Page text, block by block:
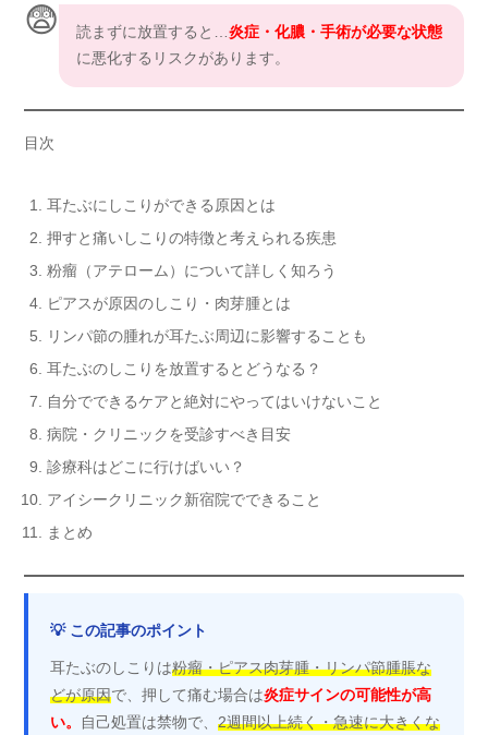
😨 読まずに放置すると…炎症・化膿・手術が必要な状態
に悪化するリスクがあります。
目次
耳たぶにしこりができる原因とは
押すと痛いしこりの特徴と考えられる疾患
粉瘤（アテローム）について詳しく知ろう
ピアスが原因のしこり・肉芽腫とは
リンパ節の腫れが耳たぶ周辺に影響することも
耳たぶのしこりを放置するとどうなる？
自分でできるケアと絶対にやってはいけないこと
病院・クリニックを受診すべき目安
診療科はどこに行けばいい？
アイシークリニック新宿院でできること
まとめ
💡 この記事のポイント
耳たぶのしこりは粉瘤・ピアス肉芽腫・リンパ節腫脹な
どが原因で、押して痛む場合は炎症サインの可能性が高
い。
自己処置は禁物で、 2週間以上続く・急速に大きくな